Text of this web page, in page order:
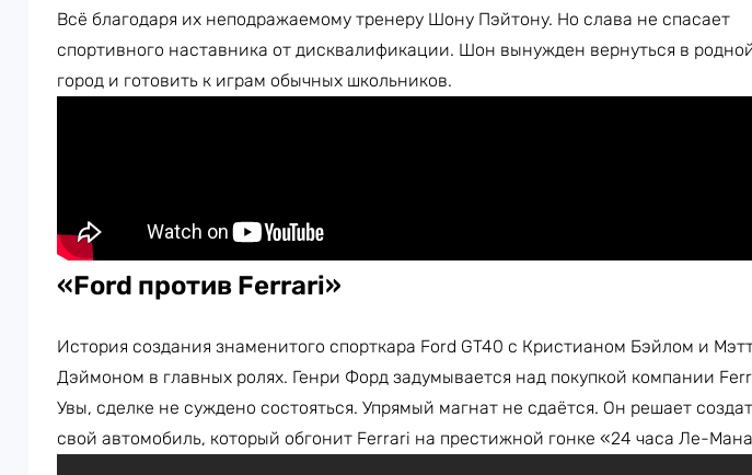
Всё благодаря их неподражаемому тренеру Шону Пэйтону. Но слава не спасает
спортивного наставника от дисквалификации. Шон вынужден вернуться в
город и готовить к играм обычных школьников.
«Ford против Ferrari»
История создания знаменитого спорткара Ford GT40 с Кристианом Бэйлом и
Дэймоном в главных ролях. Генри Форд задумывается над покупкой компании
Увы, сделке не суждено состояться. Упрямый магнат не сдаётся. Он решает
свой автомобиль, который обгонит Ferrari на престижной гонке «24 часа Ле-